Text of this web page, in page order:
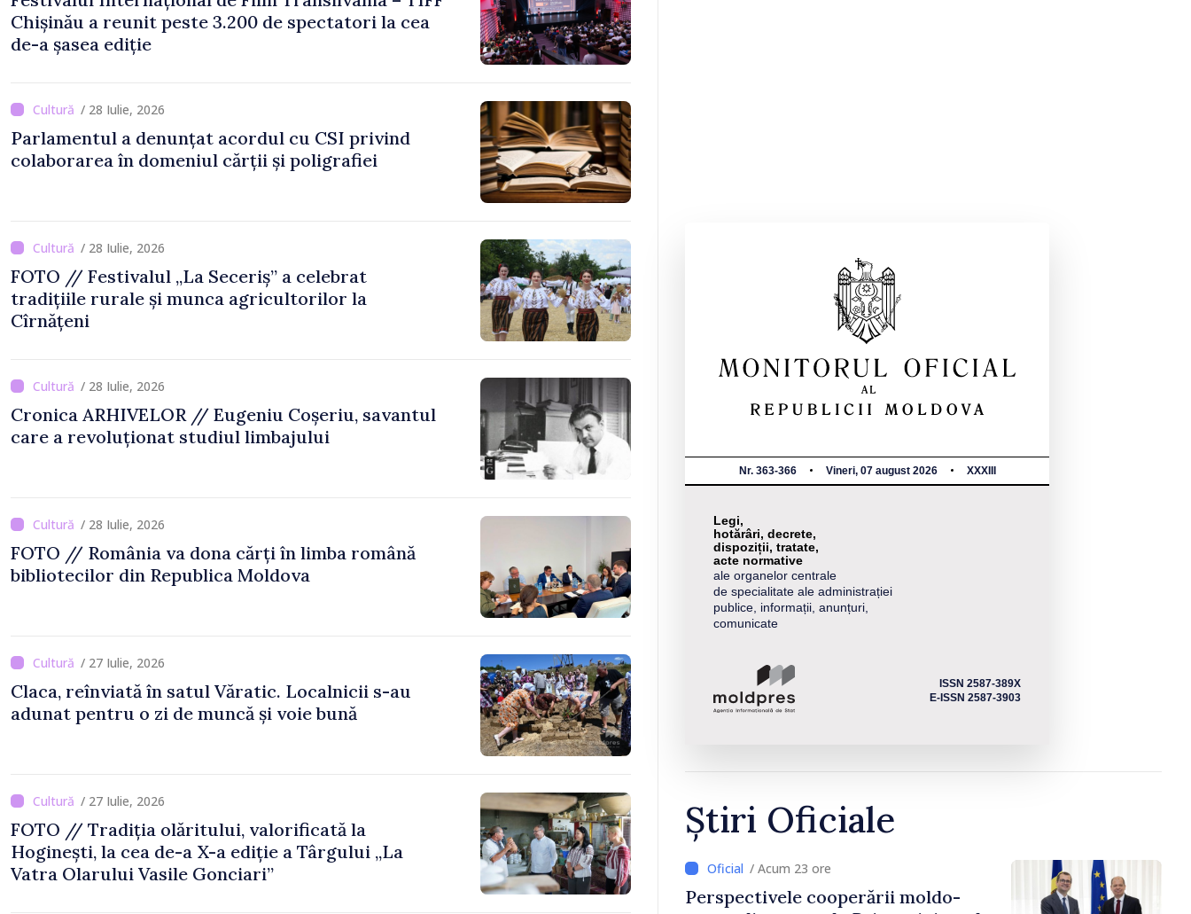
Chișinău a reunit peste 3.200 de spectatori la cea
de-a șasea ediție
/ 28 Iulie, 2026
Parlamentul a denunțat acordul cu CSI privind
colaborarea în domeniul cărții și poligrafiei
/ 28 Iulie, 2026
FOTO // Festivalul „La Seceriș” a celebrat
tradițiile rurale și munca agricultorilor la
Cîrnățeni
/ 28 Iulie, 2026
Cronica ARHIVELOR // Eugeniu Coșeriu, savantul
care a revoluționat studiul limbajului
/ 28 Iulie, 2026
FOTO // România va dona cărți în limba română
bibliotecilor din Republica Moldova
/ 27 Iulie, 2026
Claca, reînviată în satul Văratic. Localnicii s-au
adunat pentru o zi de muncă și voie bună
/ 27 Iulie, 2026
FOTO // Tradiția olăritului, valorificată la
Hoginești, la cea de-a X-a ediție a Târgului „La
Vatra Olarului Vasile Gonciari”
Nr. 363-366 Vineri, 07 august 2026 XXXIII
Legi,
hotărâri, decrete,
dispoziții, tratate,
acte normative
ale organelor centrale
de specialitate ale administrației
publice, informații, anunțuri,
comunicate
ISSN 2587-389X
E-ISSN 2587-3903
Știri Oficiale
/ Acum 23 ore
Perspectivele cooperării moldo-